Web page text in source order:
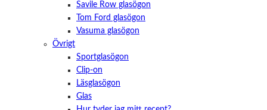
Savile Row glasögon
Tom Ford glasögon
Vasuma glasögon
Övrigt
Sportglasögon
Clip-on
Läsglasögon
Glas